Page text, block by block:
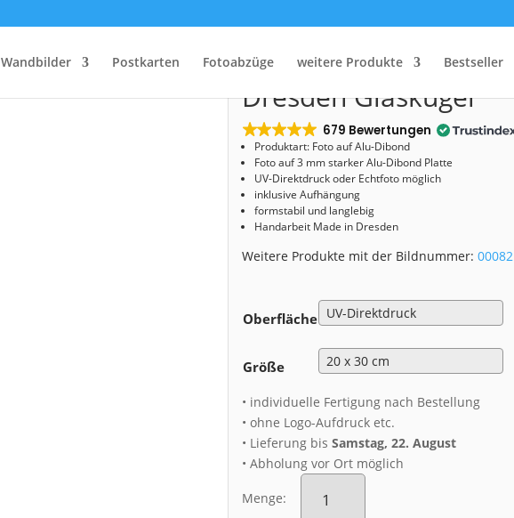
Wandbilder Postkarten Fotoabzüge weitere Produkte Bestseller
Start/Shop/Alu-Dibond/ Alu-Dibond (00082) Dresden Glaskugel
Alu-Dibond (00082)
Dresden Glaskugel
679 Bewertungen
Produktart: Foto auf Alu-Dibond
Foto auf 3 mm starker Alu-Dibond Platte
UV-Direktdruck oder Echtfoto möglich
inklusive Aufhängung
formstabil und langlebig
Handarbeit Made in Dresden
Weitere Produkte mit der Bildnummer:00082
Oberfläche
Größe
• individuelle Fertigung nach Bestellung
• ohne Logo-Aufdruck etc.
• Lieferung bisSamstag, 22. August
• Abholung vor Ort möglich
Menge:
Alu-
Dibond